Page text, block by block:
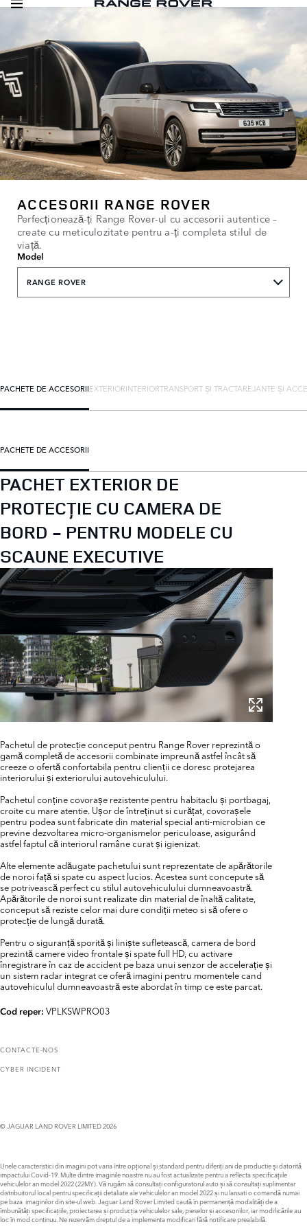
ACCESORII RANGE ROVER
Perfecționează-ți Range Rover-ul cu accesorii autentice –
create cu meticulozitate pentru a-ți completa stilul de
viață.
Model
RANGE ROVER
PACHETE DE ACCESORIIEXTERIORINTERIORTRANSPORT ȘI TRACTAREJANTE ȘI
PACHETE DE ACCESORII
PACHET EXTERIOR DE
PROTECȚIE CU CAMERA DE
BORD - PENTRU MODELE CU
SCAUNE EXECUTIVE
Pachetul de protecție conceput pentru Range Rover reprezintă o
gamă completă de accesorii combinate impreună astfel încât să
creeze o ofertă confortabila pentru clienții ce doresc protejarea
interiorului și exteriorului autovehiculului.
Pachetul conține covorașe rezistente pentru habitaclu și portbagaj,
croite cu mare atentie. Ușor de întreținut si curățat, covorașele
pentru podea sunt fabricate din material special anti-microbian ce
previne dezvoltarea micro-organismelor periculoase, asigurând
astfel faptul că interiorul ramâne curat și igienizat.
Alte elemente adăugate pachetului sunt reprezentate de apărătorile
de noroi față si spate cu aspect lucios. Acestea sunt concepute să
se potrivească perfect cu stilul autovehiculului dumneavoastră.
Apărătorile de noroi sunt realizate din material de înaltă calitate,
conceput să reziste celor mai dure condiții meteo si să ofere o
protecție de lungă durată.
Pentru o siguranță sporită și liniște sufletească, camera de bord
prezintă camere video frontale și spate full HD, cu activare
înregistrare în caz de accident pe baza unui senzor de accelerație și
un sistem radar integrat ce oferă imagini pentru momentele cand
autovehiculul dumneavoastră este abordat în timp ce este parcat.
Cod reper: VPLKSWPRO03
CONTACTE-NOS
CYBER INCIDENT
© JAGUAR LAND ROVER LIMITED 2026
Unele caracteristici din imagini pot varia între opțional și standard pentru diferiți ani de productie și datorită
impactului Covid-19. Multe dintre imaginile noastre nu au fost actualizate pentru a reflecta specificațiile
vehiculelor an model 2022 (22MY). Vă rugăm să consultați configuratorul auto și să consultați suplimentar
distribuitorul local pentru specificații detaliate ale vehiculelor an model 2022 și nu lansati o comandă numai
pe baza imaginilor din site-ul web. Jaguar Land Rover Limited caută în permanență modalități de a
îmbunătăți specificațiile, proiectarea și producția vehiculelor sale, pieselor și accesoriilor, iar modificările au
loc în mod continuu. Ne rezervăm dreptul de a implementa modificari fără notificare prealabilă.